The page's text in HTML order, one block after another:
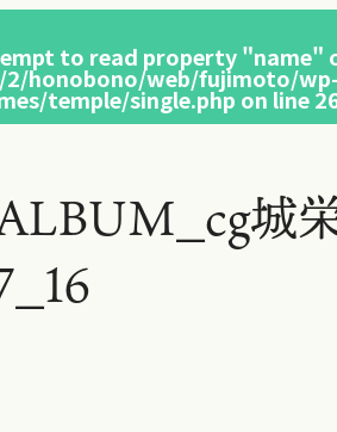
to read property "name"
2/honobono/web/fujimoto/
temple/single.php on line
城